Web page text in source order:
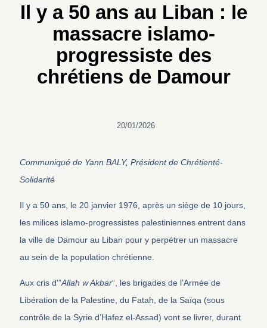
Il y a 50 ans au Liban : le
massacre islamo-
progressiste des
chrétiens de Damour
20/01/2026
Communiqué de Yann BALY, Président de Chrétienté-
Solidarité
Il y a 50 ans, le 20 janvier 1976, après un siège de 10 jours,
les milices islamo-progressistes palestiniennes entrent dans
la ville de Damour au Liban pour y perpétrer un massacre
au sein de la population chrétienne.
Aux cris d'”Allah w Akbar“, les brigades de l’Armée de
Libération de la Palestine, du Fatah, de la Saïqa (sous
contrôle de la Syrie d’Hafez el-Assad) vont se livrer, durant